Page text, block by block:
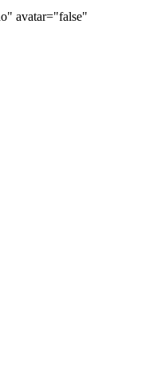
avatar="false"